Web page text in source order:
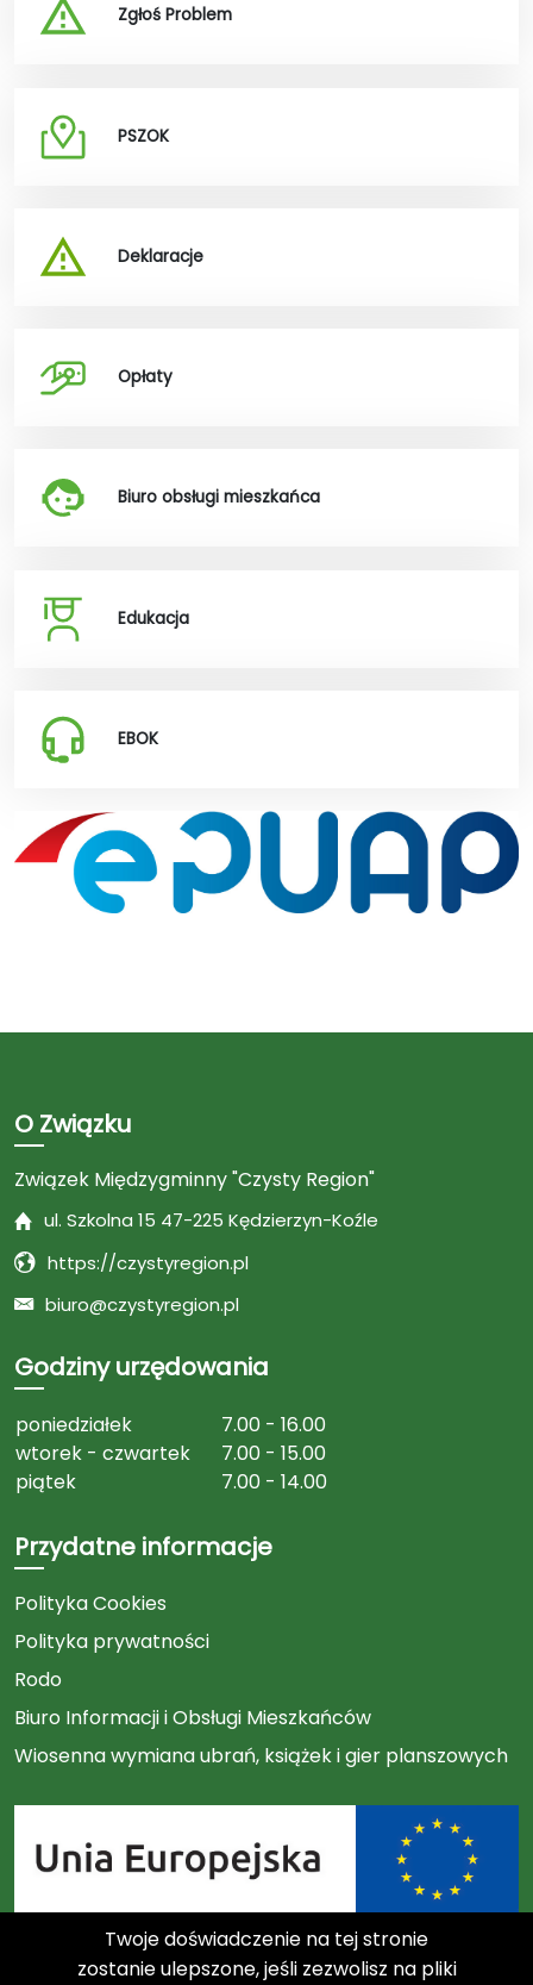
Zgłoś Problem
PSZOK
Deklaracje
Opłaty
Biuro obsługi mieszkańca
Edukacja
EBOK
O Związku
Związek Międzygminny "Czysty Region"
ul. Szkolna 15 47-225 Kędzierzyn-Koźle
https://czystyregion.pl
biuro@czystyregion.pl
Godziny urzędowania
poniedziałek
7.00 - 16.00
wtorek - czwartek
7.00 - 15.00
piątek
7.00 - 14.00
Przydatne informacje
Polityka Cookies
Polityka prywatności
Rodo
Biuro Informacji i Obsługi Mieszkańców
Wiosenna wymiana ubrań, książek i gier planszowych
Link
Twoje doświadczenie na tej stronie
zostanie ulepszone, jeśli zezwolisz na pliki